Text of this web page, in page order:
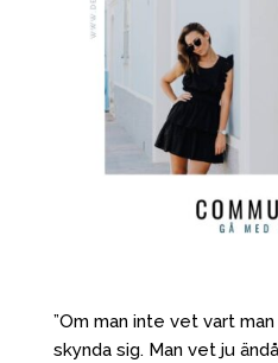
”Om man inte vet vart
skynda sig. Man vet ju